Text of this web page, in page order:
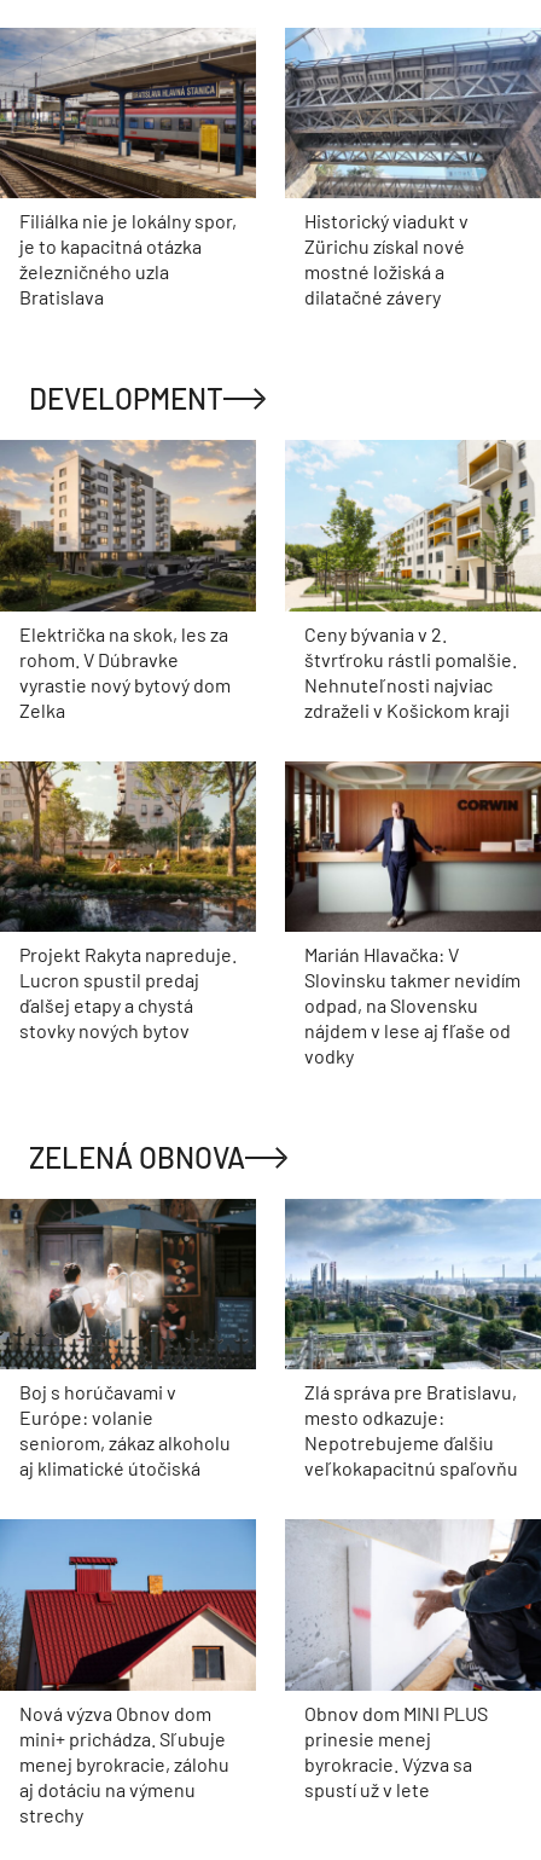
Filiálka nie je lokálny spor,
je to kapacitná otázka
železničného uzla
Bratislava
Historický viadukt v
Zürichu získal nové
mostné ložiská a
dilatačné závery
DEVELOPMENT
Električka na skok, les za
rohom. V Dúbravke
vyrastie nový bytový dom
Zelka
Ceny bývania v 2.
štvrťroku rástli pomalšie.
Nehnuteľnosti najviac
zdraželi v Košickom kraji
Projekt Rakyta napreduje.
Lucron spustil predaj
ďalšej etapy a chystá
stovky nových bytov
Marián Hlavačka: V
Slovinsku takmer nevidím
odpad, na Slovensku
nájdem v lese aj fľaše od
vodky
ZELENÁ OBNOVA
Boj s horúčavami v
Európe: volanie
seniorom, zákaz alkoholu
aj klimatické útočiská
Zlá správa pre Bratislavu,
mesto odkazuje:
Nepotrebujeme ďalšiu
veľkokapacitnú spaľovňu
Nová výzva Obnov dom
mini+ prichádza. Sľubuje
menej byrokracie, zálohu
aj dotáciu na výmenu
strechy
Obnov dom MINI PLUS
prinesie menej
byrokracie. Výzva sa
spustí už v lete